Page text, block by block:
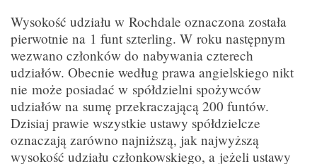
Wysokość udziału w Rochdale oznaczona została
pierwotnie na 1 funt szterling. W roku następnym
wezwano członków do nabywania czterech
udziałów. Obecnie według prawa angielskiego nikt
nie może posiadać w spółdzielni spożywców
udziałów na sumę przekraczającą 200 funtów.
Dzisiaj prawie wszystkie ustawy spółdzielcze
oznaczają zarówno najniższą, jak najwyższą
wysokość udziału członkowskiego, a jeżeli ustawy